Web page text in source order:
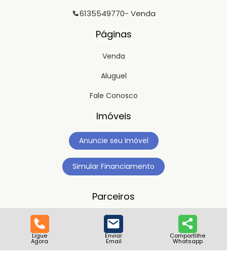
Ligue
Agora
Enviar
Email
Compartilhe
Whatsapp
6135549770- Venda
Páginas
Venda
Aluguel
Fale Conosco
Imóveis
Anuncie seu Imóvel
Simular Financiamento
Parceiros